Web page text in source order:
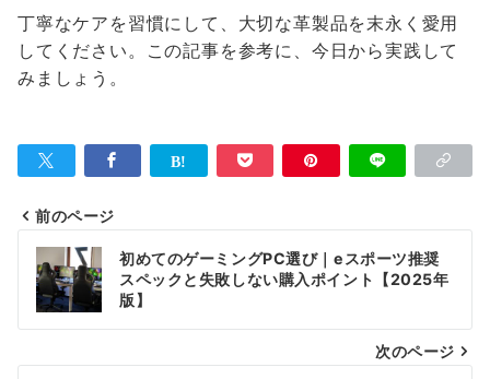
丁寧なケアを習慣にして、大切な革製品を末永く愛用
してください。この記事を参考に、今日から実践して
みましょう。
投
稿
ナ
ビ
前のページ
初めてのゲーミングPC選び｜eスポーツ推奨
スペックと失敗しない購入ポイント【2025年
版】
次のページ